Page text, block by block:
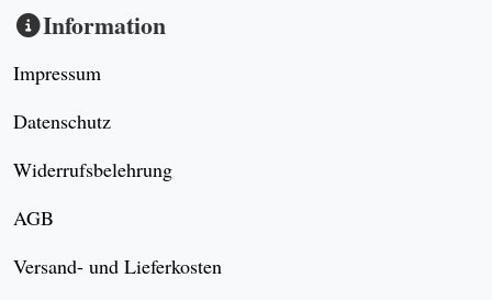
Information
Impressum
Datenschutz
Widerrufsbelehrung
AGB
Versand- und Lieferkosten